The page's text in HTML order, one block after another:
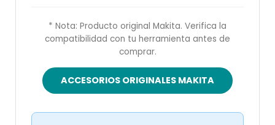
* Nota: Producto original Makita. Verifica la
compatibilidad con tu herramienta antes de
comprar.
ACCESORIOS ORIGINALES MAKITA